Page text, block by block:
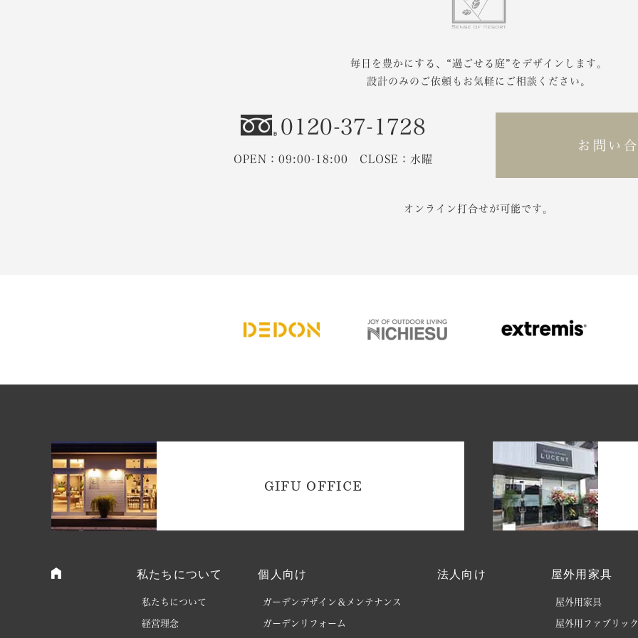
毎日を豊かにする、
“過ごせる庭”をデザインします。
設計のみのご依頼もお気軽にご相談ください。
0120-37-1728
OPEN：09:00-18:00 CLOSE：水曜
お問い
オンライン打合せが可能です。
GIFU OFFICE
私たちについて
私たちについて
経営理念
個人向け
ガーデンデザイン＆メンテナンス
ガーデンリフォーム
法人向け 屋外用家具
屋外用家具
屋外用ファブリッ